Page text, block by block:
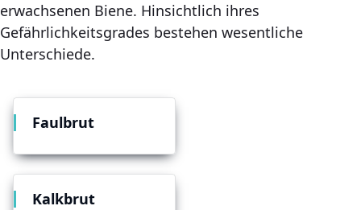
erwachsenen Biene. Hinsichtlich ihres
Gefährlichkeitsgrades bestehen wesentliche
Unterschiede.
Faulbrut
Kalkbrut